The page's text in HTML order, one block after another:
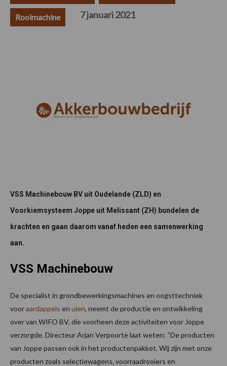
Rooimachine 7 januari 2021
VSS Machinebouw BV uit Oudelande (ZLD) en
Voorkiemsysteem Joppe uit Melissant (ZH) bundelen de
krachten en gaan daarom vanaf heden een samenwerking
aan.
VSS Machinebouw
De specialist in grondbewerkingsmachines en oogsttechniek
vooraardappels en uien, neemt de productie en ontwikkeling
over van WIFO BV, die voorheen deze activiteiten voor Joppe
verzorgde. Directeur Arjan Verpoorte laat weten: “De producten
van Joppe passen ook in het productenpakket. Wij zijn met onze
producten zoals selectiewagens, voorraadrooiers en